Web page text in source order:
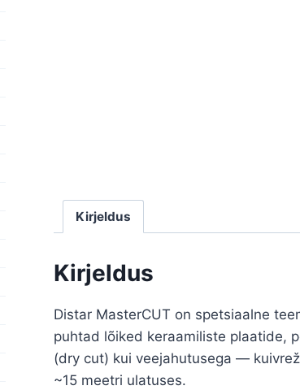
Kirjeldus
Kirjeldus
Distar MasterCUT on spetsiaalne
puhtad lõiked keraamiliste plaatide,
(dry cut) kui veejahutusega —
~15 meetri ulatuses.